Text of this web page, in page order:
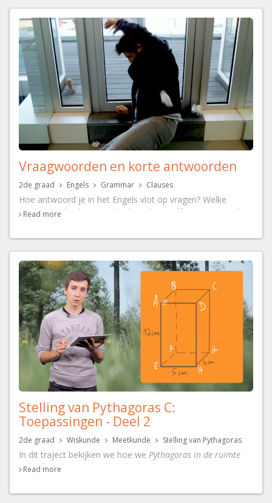
Vraagwoorden en korte antwoorden
2de graad Engels Grammar Clauses
Hoe antwoord je in het Engels vlot op vragen? Welke
vraagwoorden kan je gebruiken als je zelf een vraag stelt?
'also' en 'as well' ? Bekijk de filmpjes en maak de toets...
Read more
Stelling van Pythagoras C:
Toepassingen - Deel 2
2de graad Wiskunde Meetkunde Stelling van Pythagoras
In dit traject bekijken we hoe we Pythagoras in de ruimte
gebruiken en r
echthoekige driehoeken
Read more